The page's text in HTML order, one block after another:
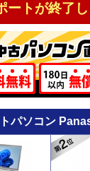
ートが終了
パソコン